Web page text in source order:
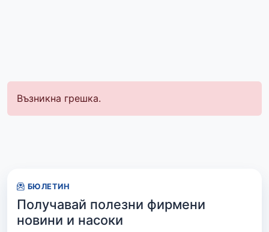
Възникна грешка.
БЮЛЕТИН
Получавай полезни фирмени
новини и насоки